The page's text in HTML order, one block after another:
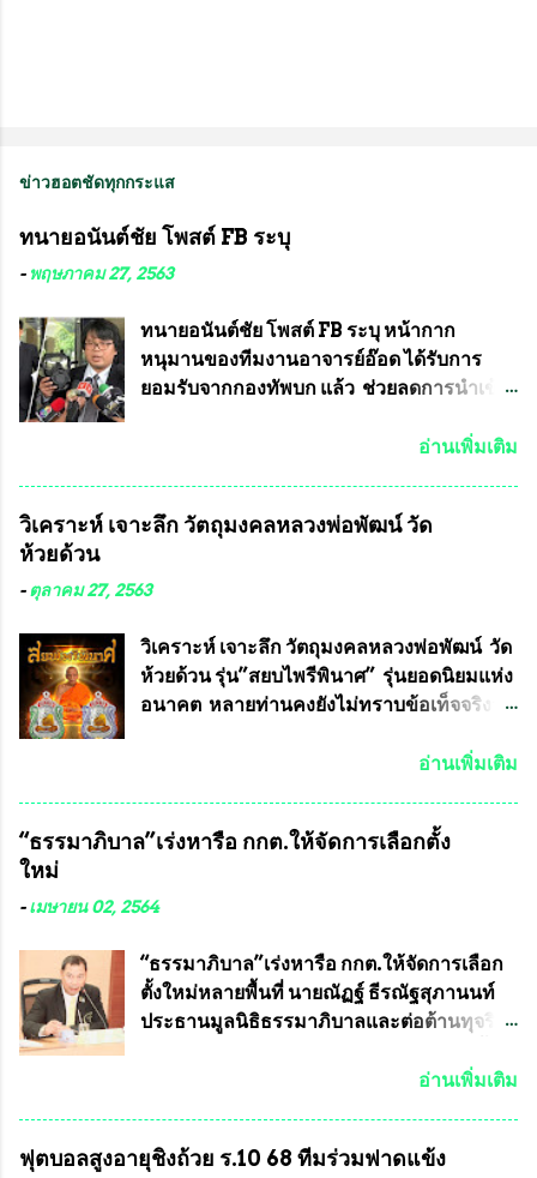
ข่าวฮอตชัดทุกกระแส
ทนายอนันต์ชัย โพสต์ FB ระบุ
- พฤษภาคม 27, 2563
ทนายอนันต์ชัย โพสต์ FB ระบุ หน้ากาก
หนุมานของทีมงานอาจารย์อ๊อด ได้รับการ
ยอมรับจากกองทัพบก แล้ว ช่วยลดการนำเข้า
เดช ทนายความชื่อดัง ได้โพสต์ข้อความใน
อาจารย์อ๊อด อาจารย์ประจำภาควิชาเคมี
มหาวิทยาลัยเกษตรศาสตร์ และทีมงานนักวิจัย
ทหาร ( หน้ากากหนุมาน ) ซึ่งทีมงานนักวิจัย
ของอาจารย์อ๊อด เล็งเห็นว่า หน้ากากป้องกัน
สารพิษทางทหาร ถ้าสามารถผลิตได้ใน
พิษทางทหารไม่ต้องนำเข้า ไม่ต้องเปลืองงบ
ประโยชน์อื่นอีกมากมาย อันจะเป็นประโยชน์
กับประเทศชาติอย่างยิ่ง ผมจะดีใจและภูมิใจ
ได้รับการผลิตในประเทศลดการนำเข้าโดยเด็ด
ประเทศได้ โดยทีมทนายความและทีม
งา...
อ่านเพิ่มเติม
วิเคราะห์ เจาะลึก วัตถุมงคลหลวงพ่อพัฒน์ วัด
ห้วยด้วน
-ตุลาคม 27, 2563
วิเคราะห์ เจาะลึก วัตถุมงคลหลวงพ่อพัฒน์ วัด
ห้วยด้วน รุ่น”สยบไพรีพินาศ” รุ่นยอดนิยมแห่ง
อนาคต หลายท่านคงยังไม่ทราบข้อเท็จจริงว่า
พระเครื่องพระบูชาไทย บรรจุให้มีในรายการ
หลวงพ่อคูณ และพระเครื่องหลวงปู่หมุน แต่
พระเครื่องหลวงพ่อคูณ มีเพียงบางรุ่นเท่านั้นที่
หลวงพ่อคูณ มีการจัดสร้างไว้มากมายหลาย
การบรรจุพระเครื่องหลวงพ่อพัฒน์ ให้มีการ
ประกวดแบบถาวรบ้าง ก็คงจะมีการคัดเลือก
เพียงบางรุ่นเช่นกัน เนื่องจากพระเครื่องหลวง
เดียวกับพระเครื่องหลวงพ่อคูณ ซึ่งท่านนายก
คุณสมบัติชัดเจนดังนี้ 1.)พระทุกองค์จะต้อง
อ่านเพิ่มเติม
“ธรรมาภิบาล”เร่งหารือ กกต.ให้จัดการเลือกตั้ง
ใหม่
-เมษายน 02, 2564
“ธรรมาภิบาล”เร่งหารือ กกต.ให้จัดการเลือก
ตั้งใหม่หลายพื้นที่ นายณัฏฐ์ ธีรณัฐสุภานนท์
ประธานมูลนิธิธรรมาภิบาลและต่อต้านทุจริต
สมาชิกสภาเทศบาลทั่วประเทศเมื่อวันที่ 28
ทำความผิดกฎหมายการเลือกตั้ง นายณัฏฐ์ ธีร
อ่านเพิ่มเติม
ฟุตบอลสูงอายุชิงถ้วย ร.10 68 ทีมร่วมฟาดแข้ง